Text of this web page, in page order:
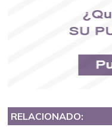
RELACIONADO: